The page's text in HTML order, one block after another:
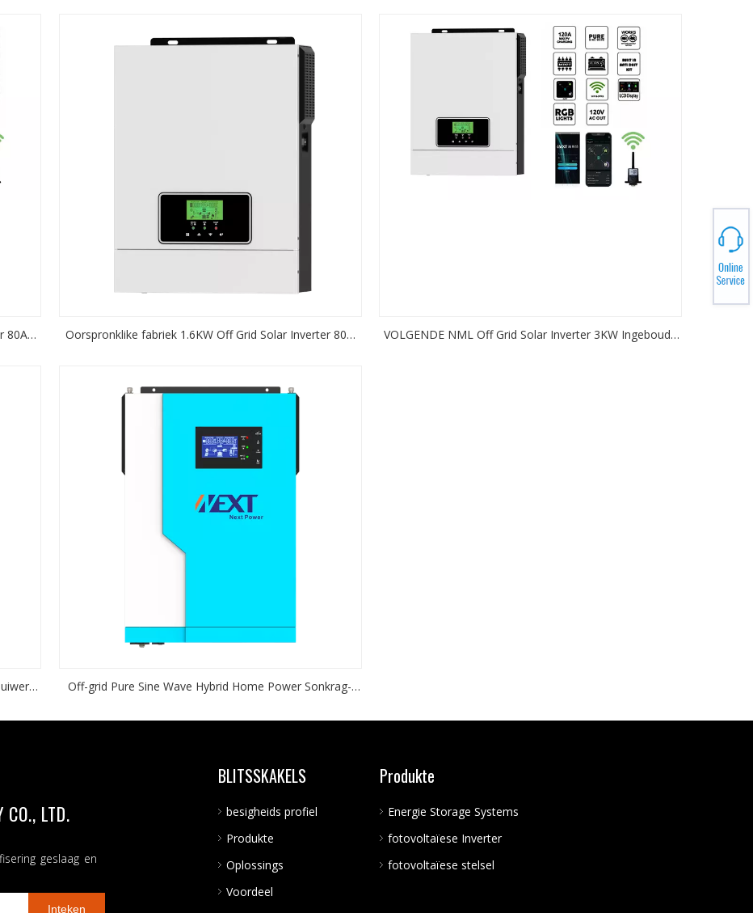
80A
Oorspronklike fabriek 1.6KW Off Grid Solar Inverter 80A
VOLGENDE NML Off Grid Solar Inverter 3KW Ingeboude
Off-grid Pure Sine Wave Hybrid Home Power Sonkrag-
CO., LTD.
geslaag en
Inteken
BLITSSKAKELS
besigheids profiel
Produkte
Oplossings
Voordeel
Produkte
Energie Storage Systems
fotovoltaïese Inverter
fotovoltaïese stelsel